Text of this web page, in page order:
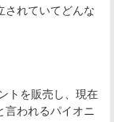
されていてどんな
トを販売し、現在
言われるパイオニ